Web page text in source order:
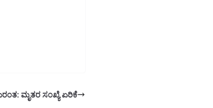
ಮೃತರ ಸಂಖ್ಯೆ ಏರಿಕೆ